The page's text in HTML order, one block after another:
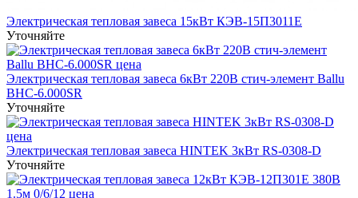
Электрическая тепловая завеса 15кВт КЭВ-15П3011Е
Уточняйте
Электрическая тепловая завеса 6кВт 220В стич-элемент Ballu
BHC-6.000SR
Уточняйте
Электрическая тепловая завеса HINTEK 3кВт RS-0308-D
Уточняйте